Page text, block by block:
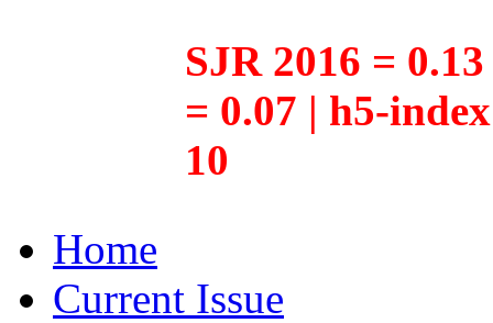
SJR 2016 =
= 0.07 | h5-
10
Home
Current Issue